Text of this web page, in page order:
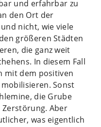
und erfahrbar zu
den Ort der
nicht, wie viele
größeren Städten
die ganz weit
In diesem Fall
mit dem positiven
Sonst
die Grube
Zerstörung. Aber
was eigentlich